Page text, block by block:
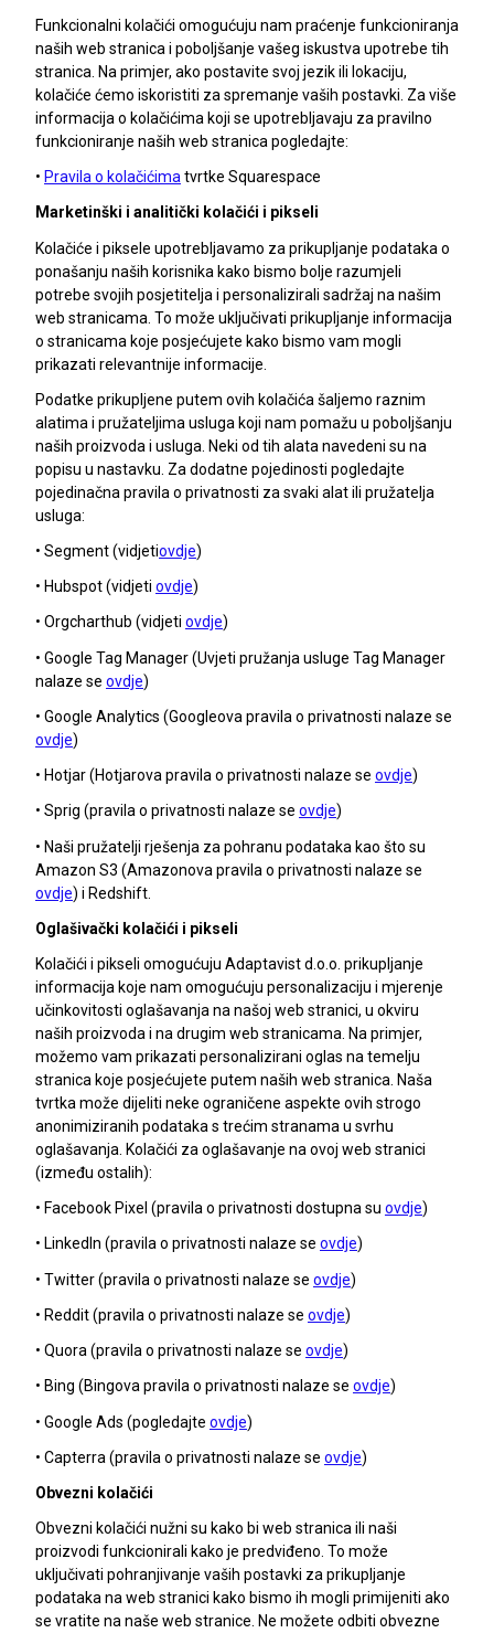
Funkcionalni kolačići omogućuju nam praćenje funkcioniranja
naših web stranica i poboljšanje vašeg iskustva upotrebe tih
stranica. Na primjer, ako postavite svoj jezik ili lokaciju,
kolačiće ćemo iskoristiti za spremanje vaših postavki. Za više
informacija o kolačićima koji se upotrebljavaju za pravilno
funkcioniranje naših web stranica pogledajte:
• Pravila o kolačićima tvrtke Squarespace
Marketinški i analitički kolačići i pikseli
Kolačiće i piksele upotrebljavamo za prikupljanje podataka o
ponašanju naših korisnika kako bismo bolje razumjeli
potrebe svojih posjetitelja i personalizirali sadržaj na našim
web stranicama. To može uključivati prikupljanje informacija
o stranicama koje posjećujete kako bismo vam mogli
prikazati relevantnije informacije.
Podatke prikupljene putem ovih kolačića šaljemo raznim
alatima i pružateljima usluga koji nam pomažu u poboljšanju
naših proizvoda i usluga. Neki od tih alata navedeni su na
popisu u nastavku. Za dodatne pojedinosti pogledajte
pojedinačna pravila o privatnosti za svaki alat ili pružatelja
usluga:
• Segment (vidjetiovdje)
• Hubspot (vidjeti ovdje)
• Orgcharthub (vidjeti ovdje)
• Google Tag Manager (Uvjeti pružanja usluge Tag Manager
nalaze se ovdje)
• Google Analytics (Googleova pravila o privatnosti nalaze se
ovdje)
• Hotjar (Hotjarova pravila o privatnosti nalaze se ovdje)
• Sprig (pravila o privatnosti nalaze se ovdje)
• Naši pružatelji rješenja za pohranu podataka kao što su
Amazon S3 (Amazonova pravila o privatnosti nalaze se
ovdje) i Redshift.
Oglašivački kolačići i pikseli
Kolačići i pikseli omogućuju Adaptavist d.o.o. prikupljanje
informacija koje nam omogućuju personalizaciju i mjerenje
učinkovitosti oglašavanja na našoj web stranici, u okviru
naših proizvoda i na drugim web stranicama. Na primjer,
možemo vam prikazati personalizirani oglas na temelju
stranica koje posjećujete putem naših web stranica. Naša
tvrtka može dijeliti neke ograničene aspekte ovih strogo
anonimiziranih podataka s trećim stranama u svrhu
oglašavanja. Kolačići za oglašavanje na ovoj web stranici
(između ostalih):
• Facebook Pixel (pravila o privatnosti dostupna su ovdje)
• LinkedIn (pravila o privatnosti nalaze se ovdje)
• Twitter (pravila o privatnosti nalaze se ovdje)
• Reddit (pravila o privatnosti nalaze se ovdje)
• Quora (pravila o privatnosti nalaze se ovdje)
• Bing (Bingova pravila o privatnosti nalaze se ovdje)
• Google Ads (pogledajte ovdje)
• Capterra (pravila o privatnosti nalaze se ovdje)
Obvezni kolačići
Obvezni kolačići nužni su kako bi web stranica ili naši
proizvodi funkcionirali kako je predviđeno. To može
uključivati pohranjivanje vaših postavki za prikupljanje
podataka na web stranici kako bismo ih mogli primijeniti ako
se vratite na naše web stranice. Ne možete odbiti obvezne